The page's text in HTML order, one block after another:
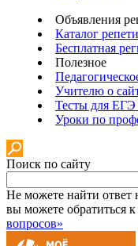
Объявления
Каталог
Бесплатная
Полезное
Учителю о
Тесты для
Уроки по
Поиск по сайту
Не можете найти ответ
вы можете обратиться
вопросов»